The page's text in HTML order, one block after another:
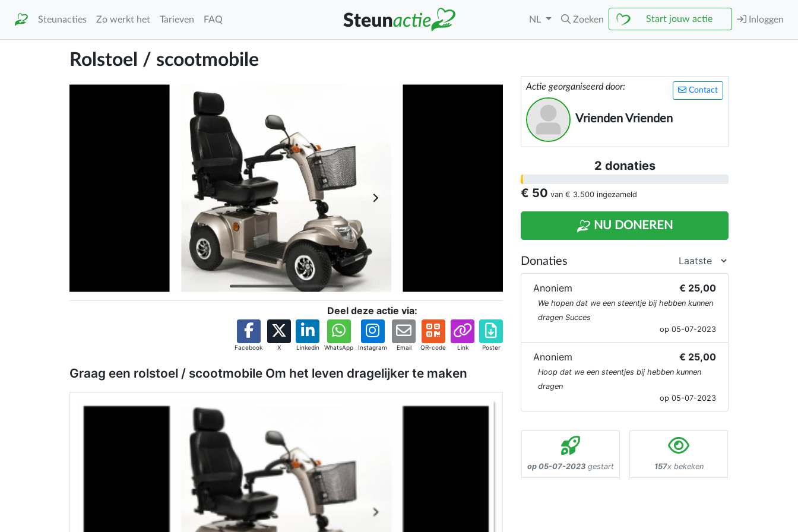
Steunacties Zo werkt het Tarieven FAQ NL Zoeken Start jouw actie Inloggen
Rolstoel / scootmobile
Deel deze actie via:
Facebook X Linkedin WhatsApp Instagram Email QR-code Link Poster
Graag een rolstoel / scootmobile Om het leven dragelijker te maken
Contact
Actie georganiseerd door:
Vrienden Vrienden
2 donaties
€ 50 van € 3.500 ingezameld
NU DONEREN
Donaties
Anoniem € 25,00
We hopen dat we een steentje bij hebben kunnen
dragen Succes
op 05-07-2023
Anoniem € 25,00
Hoop dat we een steentjes bij hebben kunnen
dragen
op 05-07-2023
op 05-07-2023 gestart 157x bekeken